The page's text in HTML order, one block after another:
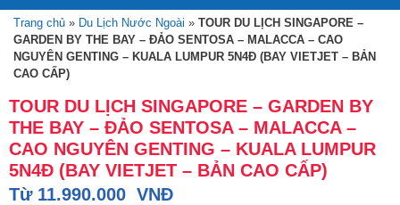
Trang chủ » Du Lịch Nước Ngoài » TOUR DU LỊCH SINGAPORE –
GARDEN BY THE BAY – ĐẢO SENTOSA – MALACCA – CAO
NGUYÊN GENTING – KUALA LUMPUR 5N4Đ (BAY VIETJET – BẢN
CAO CẤP)
TOUR DU LỊCH SINGAPORE – GARDEN BY
THE BAY – ĐẢO SENTOSA – MALACCA –
CAO NGUYÊN GENTING – KUALA LUMPUR
5N4Đ (BAY VIETJET – BẢN CAO CẤP)
Từ 11.990.000 VNĐ